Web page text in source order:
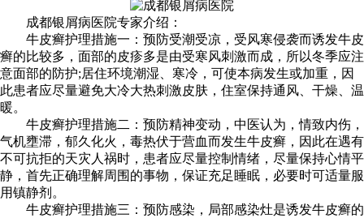
成都银屑病医院专家介绍：
牛皮癣护理措施一：预防受潮受凉，受风寒侵袭而诱发牛皮
癣的比较多，面部的皮疹多是由受寒风刺激而成，所以冬季应注
意面部的防护;居住环境潮湿、寒冷，可使本病发生或加重，因
此患者应尽量避免大冷大热刺激皮肤，住室保持通风、干燥、温
暖。
牛皮癣护理措施二：预防精神变动，中医认为，情致内伤，
气机壅滞，郁久化火，毒热伏于营血而发生牛皮癣，因此在遇有
不可抗拒的天灾人祸时，患者应尽量控制情绪，尽量保持心情平
静，首先正确理解周围的事物，保证充足睡眠，必要时可适量服
用镇静剂。
牛皮癣护理措施三：预防感染，局部感染灶是诱发牛皮癣的